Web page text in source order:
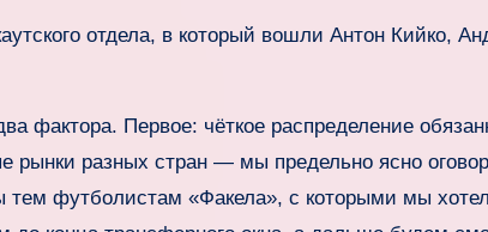
отдела, в который вошли Антон Кийко,
Первое: чёткое распределение
разных стран — мы предельно ясно
тем футболистам «Факела», с которыми мы